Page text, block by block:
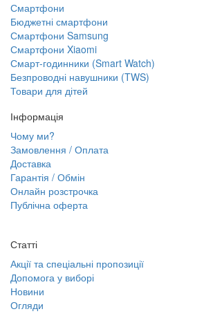
Смартфони
Бюджетні смартфони
Смартфони Samsung
Смартфони Xiaomi
Смарт-годинники (Smart Watch)
Безпроводні навушники (TWS)
Товари для дітей
Інформація
Чому ми?
Замовлення / Оплата
Доставка
Гарантія / Обмін
Онлайн розстрочка
Публічна оферта
Статті
Акції та спеціальні пропозиції
Допомога у виборі
Новини
Огляди